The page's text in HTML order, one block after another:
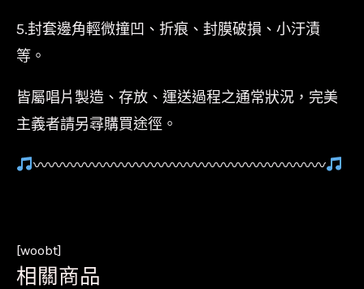
5.封套邊角輕微撞凹、折痕、封膜破損、小汙漬
等。
皆屬唱片製造、存放、運送過程之通常狀況，完美
主義者請另尋購買途徑。
〰〰〰〰〰〰〰〰〰〰〰〰〰〰〰〰〰〰〰〰
[woobt]
相關商品